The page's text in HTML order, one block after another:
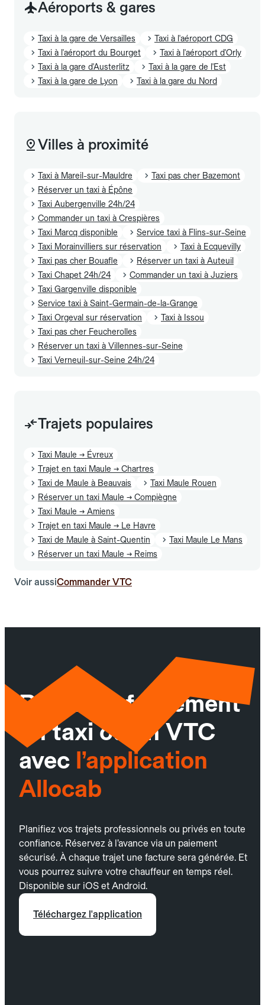
Aéroports & gares
Taxi à la gare de Versailles
Taxi à l'aéroport CDG
Taxi à l'aéroport du Bourget
Taxi à l'aéroport d'Orly
Taxi à la gare d'Austerlitz
Taxi à la gare de l'Est
Taxi à la gare de Lyon
Taxi à la gare du Nord
Villes à proximité
Taxi à Mareil-sur-Mauldre
Taxi pas cher Bazemont
Réserver un taxi à Épône
Taxi Aubergenville 24h/24
Commander un taxi à Crespières
Taxi Marcq disponible
Service taxi à Flins-sur-Seine
Taxi Morainvilliers sur réservation
Taxi à Ecquevilly
Taxi pas cher Bouafle
Réserver un taxi à Auteuil
Taxi Chapet 24h/24
Commander un taxi à Juziers
Taxi Gargenville disponible
Service taxi à Saint-Germain-de-la-Grange
Taxi Orgeval sur réservation
Taxi à Issou
Taxi pas cher Feucherolles
Réserver un taxi à Villennes-sur-Seine
Taxi Verneuil-sur-Seine 24h/24
Trajets populaires
Taxi Maule → Évreux
Trajet en taxi Maule → Chartres
Taxi de Maule à Beauvais
Taxi Maule Rouen
Réserver un taxi Maule → Compiègne
Taxi Maule → Amiens
Trajet en taxi Maule → Le Havre
Taxi de Maule à Saint-Quentin
Taxi Maule Le Mans
Réserver un taxi Maule → Reims
Voir aussiCommander VTC
Réservez facilement
un taxi ou un VTC
avec l’application
Allocab
Planifiez vos trajets professionnels ou privés en toute
confiance. Réservez à l’avance via un paiement
sécurisé. À chaque trajet une facture sera générée. Et
vous pourrez suivre votre chauffeur en temps réel.
Disponible sur iOS et Android.
Téléchargez l'application